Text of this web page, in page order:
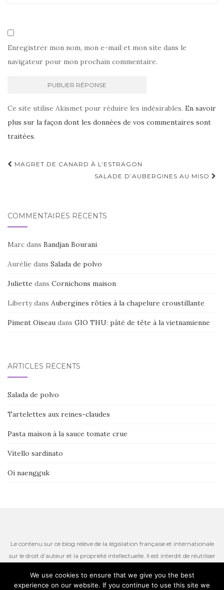
Enregistrer mon nom, mon e-mail et mon site dans le
navigateur pour mon prochain commentaire.
Ce site utilise Akismet pour réduire les indésirables. En savoir
plus sur la façon dont les données de vos commentaires sont
traitées.
Navigation
MAGRET DE CANARD À L’ESTRAGON
SALADE D’AUBERGINES AU MISO
COMMENTAIRES RÉCENTS
Marc dans Bandjan Bourani
Aurélie dans Salada de polvo
Juliette dans Cornichons maison
Libertydans Aubergines rôties à la chapelure croustillante
Piment Oiseau dans GIO THU: pâté de tête à la vietnamienne
ARTICLES RÉCENTS
Salada de polvo
Tartelettes aux reines-claudes
Pasta maison à la sauce tomate crue
Vitello sardinato
Oi naengguk
Le contenu sur ce blog relève de la législation française et internationale
sur le droit d’auteur et la propriété intellectuelle. Il est interdit de réutiliser
autres ressources iconographiques qui restent la propriété de l’auteur.
We use cookies to ensure that we give you the best
experience on our website. If you continue to use this site we